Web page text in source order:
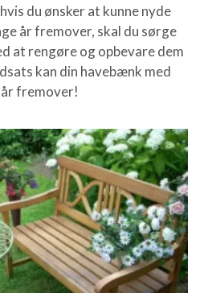
du ønsker at kunne nyde
år fremover, skal du sørge
at rengøre og opbevare dem
kan din havebænk med
år fremover!